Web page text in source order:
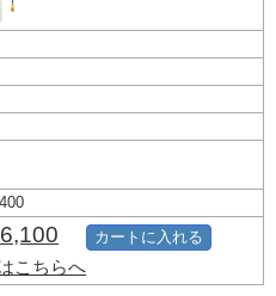
こちらへ
カートに入れる